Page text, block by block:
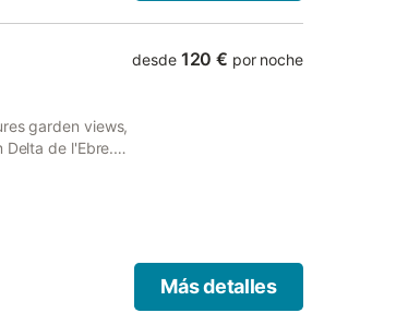
garden views,
de l'Ebre.
of those who
desde 120 € por noche
Más detalles